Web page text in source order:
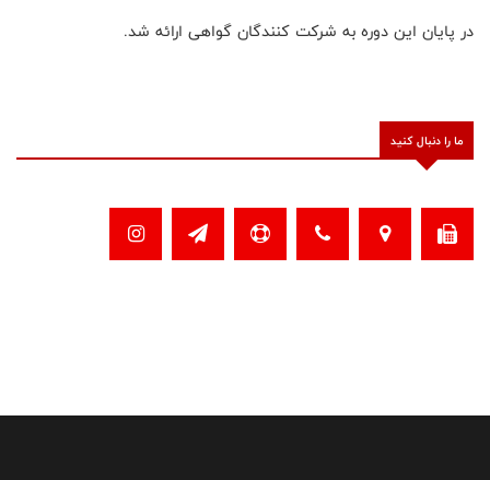
در پایان این دوره به شرکت کنندگان گواهی ارائه شد.
ما را دنبال کنید